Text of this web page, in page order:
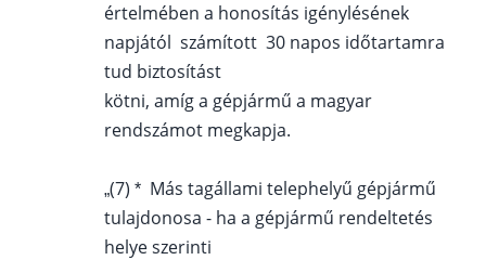
értelmében a honosítás igénylésének
napjától számított 30 napos időtartamra
tud biztosítást
kötni, amíg a gépjármű a magyar
rendszámot megkapja.
„(7) * Más tagállami telephelyű gépjármű
tulajdonosa - ha a gépjármű rendeltetés
helye szerinti